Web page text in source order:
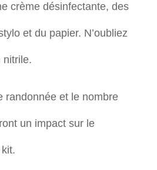
crème désinfectante, des
et du papier. N’oubliez
nitrile.
randonnée et le nombre
un impact sur le